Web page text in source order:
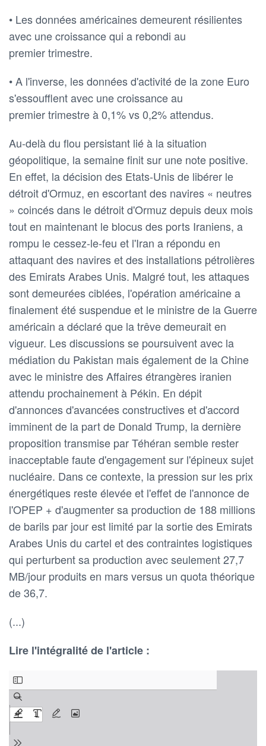
• Les données américaines demeurent résilientes
avec une croissance qui a rebondi au
premier trimestre.
• A l'inverse, les données d'activité de la zone Euro
s'essoufflent avec une croissance au
premier trimestre à 0,1% vs 0,2% attendus.
Au-delà du flou persistant lié à la situation
géopolitique, la semaine finit sur une note positive.
En effet, la décision des Etats-Unis de libérer le
détroit d'Ormuz, en escortant des navires « neutres
» coincés dans le détroit d'Ormuz depuis deux mois
tout en maintenant le blocus des ports Iraniens, a
rompu le cessez-le-feu et l'Iran a répondu en
attaquant des navires et des installations pétrolières
des Emirats Arabes Unis. Malgré tout, les attaques
sont demeurées ciblées, l'opération américaine a
finalement été suspendue et le ministre de la Guerre
américain a déclaré que la trêve demeurait en
vigueur. Les discussions se poursuivent avec la
médiation du Pakistan mais également de la Chine
avec le ministre des Affaires étrangères iranien
attendu prochainement à Pékin. En dépit
d'annonces d'avancées constructives et d'accord
imminent de la part de Donald Trump, la dernière
proposition transmise par Téhéran semble rester
inacceptable faute d'engagement sur l'épineux sujet
nucléaire. Dans ce contexte, la pression sur les prix
énergétiques reste élevée et l'effet de l'annonce de
l'OPEP + d'augmenter sa production de 188 millions
de barils par jour est limité par la sortie des Emirats
Arabes Unis du cartel et des contraintes logistiques
qui perturbent sa production avec seulement 27,7
MB/jour produits en mars versus un quota théorique
de 36,7.
(...)
Lire l'intégralité de l'article :